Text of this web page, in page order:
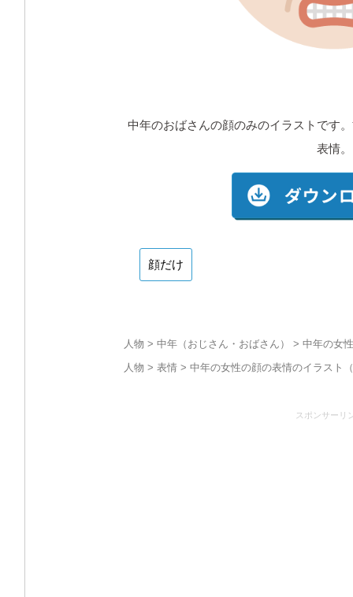
中年のおばさんの顔のみのイラストです
表情。
顔だけ
人物 > 中年（おじさん・おばさん）
> 中年の女
人物 > 表情> 中年の女性の顔の表情のイラスト
スポンサーリ